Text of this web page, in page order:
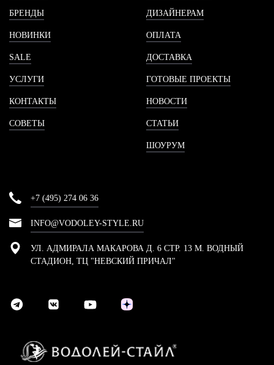
БРЕНДЫ
НОВИНКИ
SALE
УСЛУГИ
КОНТАКТЫ
СОВЕТЫ
ДИЗАЙНЕРАМ
ОПЛАТА
ДОСТАВКА
ГОТОВЫЕ ПРОЕКТЫ
НОВОСТИ
СТАТЬИ
ШОУРУМ
+7 (495) 274 06 36
INFO@VODOLEY-STYLE.RU
УЛ. АДМИРАЛА МАКАРОВА Д. 6 СТР. 13 М. ВОДНЫЙ
СТАДИОН, ТЦ "НЕВСКИЙ ПРИЧАЛ"